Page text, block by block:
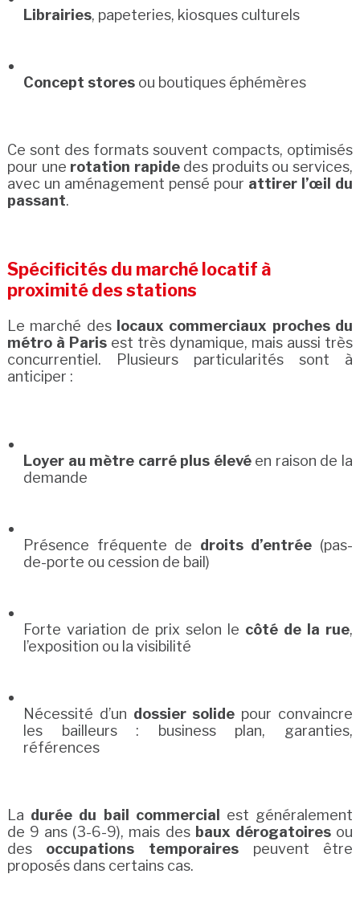
Librairies, papeteries, kiosques culturels
Concept storesou boutiques éphémères
Ce sont des formats souvent compacts, optimisés
pour une rotation rapidedes produits ou services,
avec un aménagement pensé pour attirer l’œil du
passant.
Spécificités du marché locatif à
proximité des stations
Le marché des locaux commerciaux proches du
métro à Parisest très dynamique, mais aussi très
concurrentiel. Plusieurs particularités sont à
anticiper :
Loyer au mètre carré plus élevéen raison de la
demande
Présence fréquente de droits d’entrée (pas-
de-porte ou cession de bail)
Forte variation de prix selon le côté de la rue,
l’exposition ou la visibilité
Nécessité d’un dossier solide pour convaincre
les bailleurs : business plan, garanties,
références
La durée du bail commercial
est généralement
de 9 ans (3-6-9), mais des baux dérogatoiresou
des occupations temporaires peuvent être
proposés dans certains cas.